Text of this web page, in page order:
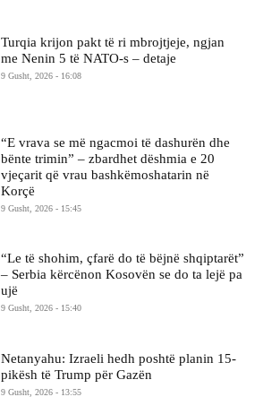
Turqia krijon pakt të ri mbrojtjeje, ngjan
me Nenin 5 të NATO-s – detaje
9 Gusht, 2026 - 16:08
“E vrava se më ngacmoi të dashurën dhe
bënte trimin” – zbardhet dëshmia e 20
vjeçarit që vrau bashkëmoshatarin në
Korçë
9 Gusht, 2026 - 15:45
“Le të shohim, çfarë do të bëjnë shqiptarët”
– Serbia kërcënon Kosovën se do ta lejë pa
ujë
9 Gusht, 2026 - 15:40
Netanyahu: Izraeli hedh poshtë planin 15-
pikësh të Trump për Gazën
9 Gusht, 2026 - 13:55